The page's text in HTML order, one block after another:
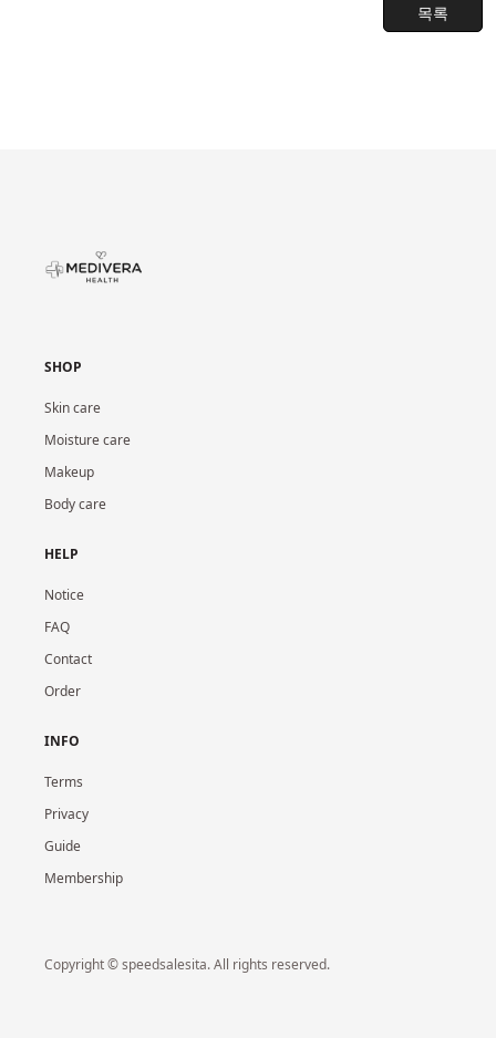
목록
SHOP
Skin care
Moisture care
Makeup
Body care
HELP
Notice
FAQ
Contact
Order
INFO
Terms
Privacy
Guide
Membership
Copyright © speedsalesita. All rights reserved.